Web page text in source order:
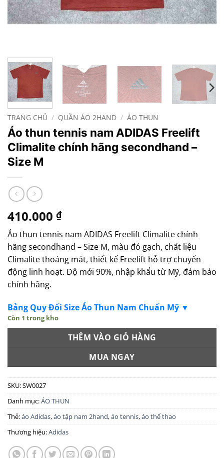
TRANG CHỦ / QUẦN ÁO 2HAND / ÁO THUN
Áo thun tennis nam ADIDAS Freelift
Climalite chính hãng secondhand –
Size M
410.000 ₫
Áo thun tennis nam ADIDAS Freelift Climalite chính
hãng secondhand – Size M, màu đỏ gạch, chất liệu
Climalite thoáng mát, thiết kế Freelift hỗ trợ chuyển
động linh hoạt. Độ mới 90%, nhập khẩu từ Mỹ, đảm bảo
chính hãng.
Bảng Quy Đổi Size Áo Thun Nam Chuẩn Mỹ ▼
Còn 1 trong kho
THÊM VÀO GIỎ HÀNG
MUA NGAY
SKU:SW0027
Danh mục:ÁO THUN
Thẻ:áo Adidas,áo tập nam 2hand,áo tennis,áo thể thao
Thương hiệu:Adidas